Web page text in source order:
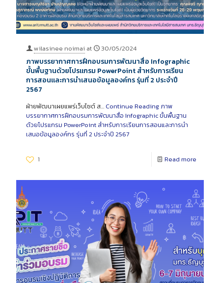
wilasinee noimai at 30/05/2024
ภาพบรรยากาศการฝึกอบรมการพัฒนาสื่อ Infographic
ขั้นพื้นฐานด้วยโปรแกรม PowerPoint สำหรับการเรียน
การสอนและการนำเสนอข้อมูลองค์กร รุ่นที่ 2 ประจำปี
2567
ฝ่ายพัฒนาเผยแพร่เว็บไซต์ ส… Continue Reading ภาพ
บรรยากาศการฝึกอบรมการพัฒนาสื่อ Infographic ขั้นพื้นฐาน
ด้วยโปรแกรม PowerPoint สำหรับการเรียนการสอนและการนำ
เสนอข้อมูลองค์กร รุ่นที่ 2 ประจำปี 2567
1 Read more